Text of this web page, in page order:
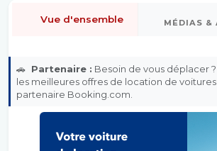
Vue d'ensemble MÉDIAS &
🚗 Partenaire : Besoin de vous déplacer
les meilleures offres de location de
partenaire Booking.com.